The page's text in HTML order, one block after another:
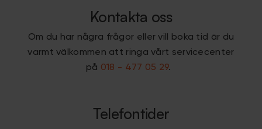
Kontakta oss
Om du har några frågor eller vill boka tid är du
varmt välkommen att ringa vårt servicecenter
på 018 - 477 05 29.
Telefontider